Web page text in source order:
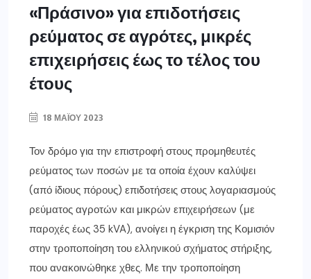
«Πράσινο» για επιδοτήσεις
ρεύματος σε αγρότες, μικρές
επιχειρήσεις έως το τέλος του
έτους
18 ΜΑΪ́ΟΥ 2023
Τον δρόμο για την επιστροφή στους προμηθευτές
ρεύματος των ποσών με τα οποία έχουν καλύψει
(από ίδιους πόρους) επιδοτήσεις στους λογαριασμούς
ρεύματος αγροτών και μικρών επιχειρήσεων (με
παροχές έως 35 kVA), ανοίγει η έγκριση της Κομισιόν
στην τροποποίηση του ελληνικού σχήματος στήριξης,
που ανακοινώθηκε χθες. Με την τροποποίηση